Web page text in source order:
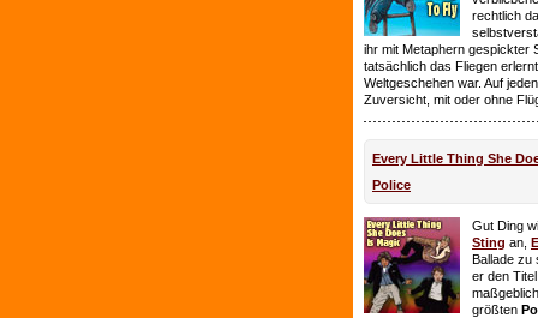
rechtlich
ihr mit Metaphern gespickter
tatsächlich das Fliegen
Weltgeschehen war. Auf
Zuversicht, mit oder ohne
Every Little Thing She
Police
Gut Ding
Sting an,
Ballade zu
er den
größten